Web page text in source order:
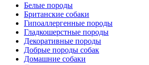
Белые породы
Британские собаки
Гипоаллергенные породы
Гладкошерстные породы
Декоративные породы
Добрые породы собак
Домашние собаки